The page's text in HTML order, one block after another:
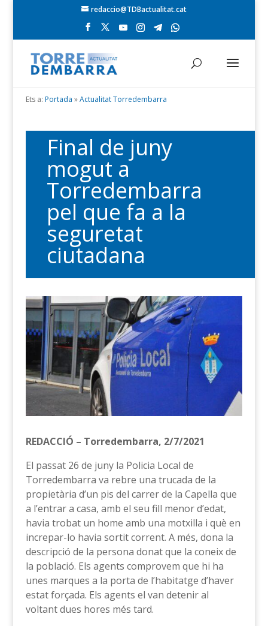
redaccio@TDBactualitat.cat
Ets a: Portada »Actualitat Torredembarra
Final de juny
mogut a
Torredembarra
pel que fa a la
seguretat
ciutadana
REDACCIÓ – Torredembarra, 2/7/2021
El passat 26 de juny la Policia Local de
Torredembarra va rebre una trucada de la
propietària d’un pis del carrer de la Capella que
a l’entrar a casa, amb el seu fill menor d’edat,
havia trobat un home amb una motxilla i què en
increpar-lo havia sortit corrent. A més, dona la
descripció de la persona donat que la coneix de
la població. Els agents comprovem que hi ha
unes marques a la porta de l’habitatge d’haver
estat forçada. Els agents el van detenir al
voltant dues hores més tard.